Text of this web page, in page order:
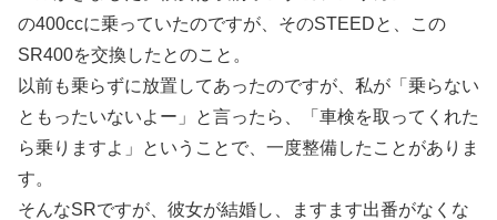
の400ccに乗っていたのですが、そのSTEEDと、この
SR400を交換したとのこと。
以前も乗らずに放置してあったのですが、私が「乗らない
ともったいないよー」と言ったら、「車検を取ってくれた
ら乗りますよ」ということで、一度整備したことがありま
す。
そんなSRですが、彼女が結婚し、ますます出番がなくな